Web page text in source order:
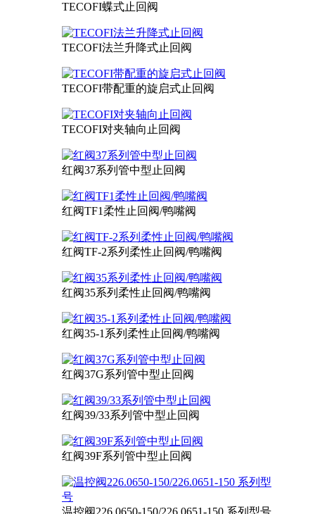
TECOFI蝶式止回阀
TECOFI法兰升降式止回阀
TECOFI带配重的旋启式止回阀
TECOFI对夹轴向止回阀
红阀37系列管中型止回阀
红阀TF1柔性止回阀/鸭嘴阀
红阀TF-2系列柔性止回阀/鸭嘴阀
红阀35系列柔性止回阀/鸭嘴阀
红阀35-1系列柔性止回阀/鸭嘴阀
红阀37G系列管中型止回阀
红阀39/33系列管中型止回阀
红阀39F系列管中型止回阀
温控阀226.0650-150/226.0651-150 系列型号